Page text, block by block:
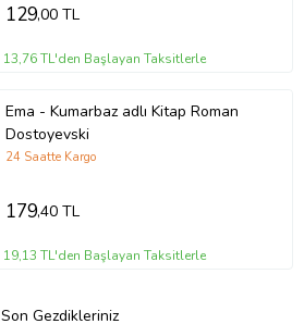
129,00 TL
13,76 TL'den Başlayan Taksitlerle
Ema - Kumarbaz adlı Kitap Roman
Dostoyevski
24 Saatte Kargo
179,40 TL
19,13 TL'den Başlayan Taksitlerle
Son Gezdikleriniz